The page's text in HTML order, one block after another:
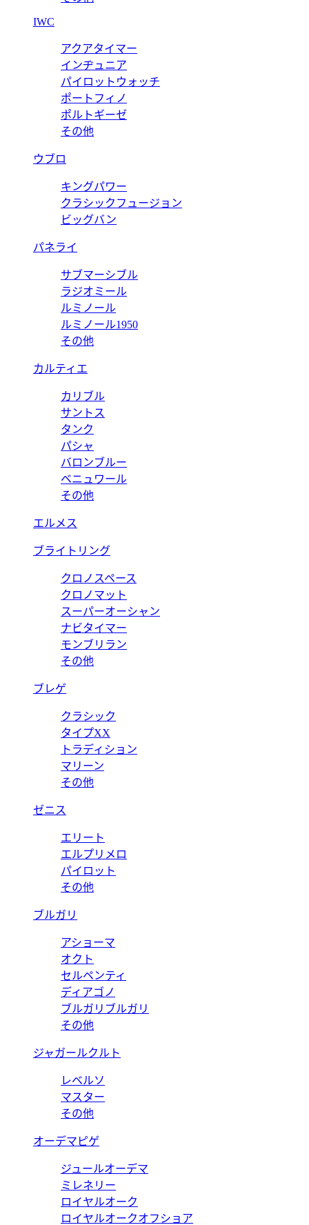
IWC
アクアタイマー
インヂュニア
パイロットウォッチ
ポートフィノ
ポルトギーゼ
その他
ウブロ
キングパワー
クラシックフュージョン
ビッグバン
パネライ
サブマーシブル
ラジオミール
ルミノール
ルミノール1950
その他
カルティエ
カリブル
サントス
タンク
パシャ
バロンブルー
ベニュワール
その他
エルメス
ブライトリング
クロノスペース
クロノマット
スーパーオーシャン
ナビタイマー
モンブリラン
その他
ブレゲ
クラシック
タイプXX
トラディション
マリーン
その他
ゼニス
エリート
エルプリメロ
パイロット
その他
ブルガリ
アショーマ
オクト
セルペンティ
ディアゴノ
ブルガリブルガリ
その他
ジャガールクルト
レベルソ
マスター
その他
オーデマピゲ
ジュールオーデマ
ミレネリー
ロイヤルオーク
ロイヤルオークオフショア